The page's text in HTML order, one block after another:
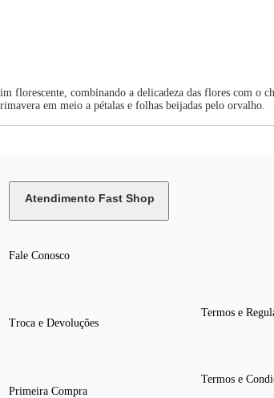
combinando a delicadeza das flores com o
em meio a pétalas e folhas beijadas pelo orvalho.
Atendimento Fast Shop
Fale Conosco
Troca e Devoluções
Primeira Compra
Termos e
Termos e